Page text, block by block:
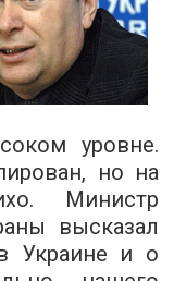
уровне.
но на
Министр
высказал
Украине и о